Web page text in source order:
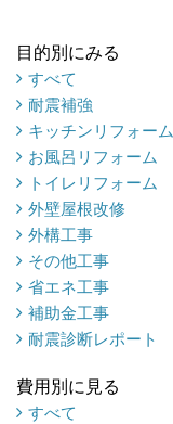
目的別にみる
すべて
耐震補強
キッチンリフォーム
お風呂リフォーム
トイレリフォーム
外壁屋根改修
外構工事
その他工事
省エネ工事
補助金工事
耐震診断レポート
費用別に見る
すべて